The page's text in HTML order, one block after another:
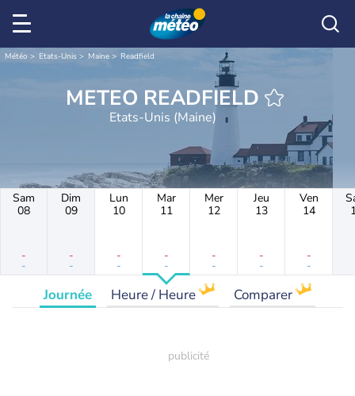
Météo Etats-Unis Maine Readfield
METEO READFIELD
Etats-Unis (Maine)
Sam
08
-
-
Dim
09
-
-
Lun
10
-
-
Mar
11
-
-
Mer
12
-
-
Jeu
13
-
-
Ven
14
-
-
Journée Heure / Heure Comparer